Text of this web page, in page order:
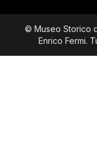
© Museo Storico
Enrico Fermi.